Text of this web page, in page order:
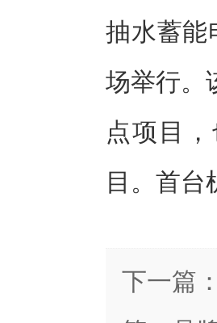
抽水蓄能
场举行。
点项目
目。首台
下一篇